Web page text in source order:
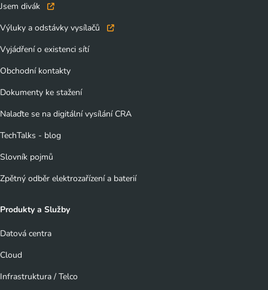
Jsem divák
Výluky a odstávky vysílačů
Vyjádření o existenci sítí
Obchodní kontakty
Dokumenty ke stažení
Nalaďte se na digitální vysílání CRA
TechTalks - blog
Slovník pojmů
Zpětný odběr elektrozařízení a baterií
Produkty a Služby
Datová centra
Cloud
Infrastruktura / Telco